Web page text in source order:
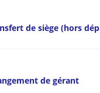
de siège (hors
de gérant